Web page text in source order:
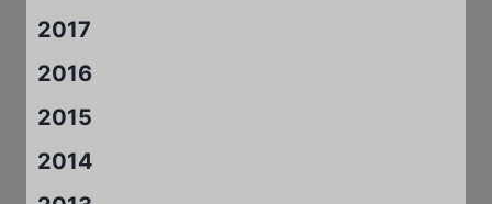
2017
2016
2015
2014